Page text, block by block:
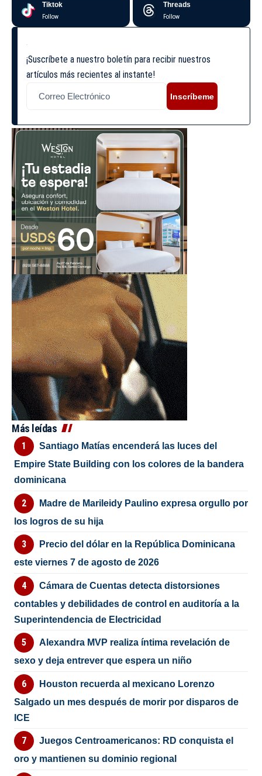
Tiktok
Follow
Threads
Follow
¡Suscríbete a nuestro boletín para recibir nuestros
artículos más recientes al instante!
Inscríbeme
Más leídas
Santiago Matías encenderá las luces del
Empire State Building con los colores de la bandera
dominicana
Madre de Marileidy Paulino expresa orgullo por
los logros de su hija
Precio del dólar en la República Dominicana
este viernes 7 de agosto de 2026
Cámara de Cuentas detecta distorsiones
contables y debilidades de control en auditoría a la
Superintendencia de Electricidad
Alexandra MVP realiza íntima revelación de
sexo y deja entrever que espera un niño
Houston recuerda al mexicano Lorenzo
Salgado un mes después de morir por disparos de
ICE
Juegos Centroamericanos: RD conquista el
oro y mantienen su dominio regional